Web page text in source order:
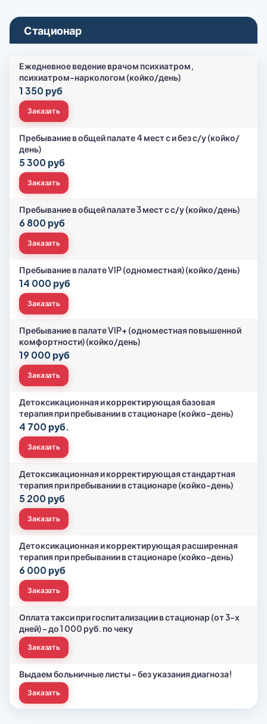
Стационар
Ежедневное ведение врачом психиатром,
психиатром-наркологом (койко/день)
1 350 руб
Заказать
Пребывание в общей палате 4 мест с и без с/у (койко/
день)
5 300 руб
Заказать
Пребывание в общей палате 3 мест с с/у (койко/день)
6 800 руб
Заказать
Пребывание в палате VIP (одноместная) (койко/день)
14 000 руб
Заказать
Пребывание в палате VIP+ (одноместная повышенной
комфортности) (койко/день)
19 000 руб
Заказать
Детоксикационная и корректирующая базовая
терапия при пребывании в стационаре (койко-день)
4 700 руб.
Заказать
Детоксикационная и корректирующая стандартная
терапия при пребывании в стационаре (койко-день)
5 200 руб
Заказать
Детоксикационная и корректирующая расширенная
терапия при пребывании в стационаре (койко-день)
6 000 руб
Заказать
Оплата такси при госпитализации в стационар (от 3-х
дней) – до 1 000 руб. по чеку
Заказать
Выдаем больничные листы - без указания диагноза!
Заказать